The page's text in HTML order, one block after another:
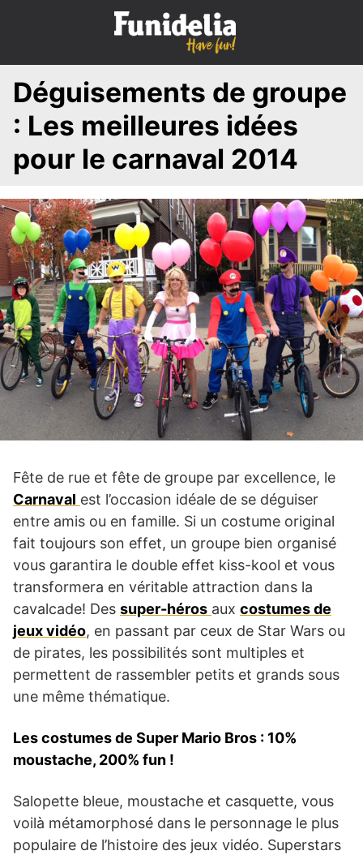
p
e
n
t
Déguisements de groupe
: Les meilleures idées
pour le carnaval 2014
Fête de rue et fête de groupe par excellence, le
Carnaval est l’occasion idéale de se déguiser
entre amis ou en famille. Si un costume original
fait toujours son effet, un groupe bien organisé
vous garantira le double effet kiss-kool et vous
transformera en véritable attraction dans la
cavalcade! Des super-héros aux costumes de
jeux vidéo, en passant par ceux de Star Wars ou
de pirates, les possibilités sont multiples et
permettent de rassembler petits et grands sous
une même thématique.
Les costumes de Super Mario Bros : 10%
moustache, 200% fun !
Salopette bleue, moustache et casquette, vous
voilà métamorphosé dans le personnage le plus
populaire de l’histoire des jeux vidéo. Superstars